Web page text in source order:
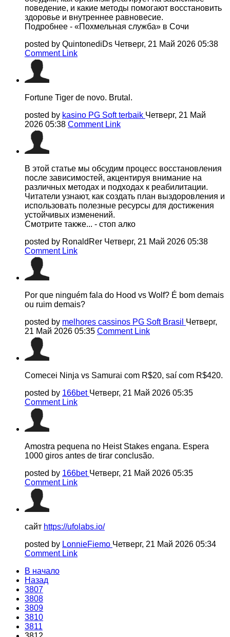
поведение, и какие методы помогают восстановить
здоровье и внутреннее равновесие.
Подробнее - «Похмельная служба» в Сочи
posted by QuintonediDs Четверг, 21 Май 2026 05:38
Comment Link
Fortune Tiger de novo. Brutal.
posted by kasino PG Soft terbaik Четверг, 21 Май
2026 05:38 Comment Link
В этой статье мы обсудим процесс восстановления
после зависимостей, акцентируя внимание на
различных методах и подходах к реабилитации.
Читатели узнают, как создать план выздоровления и
использовать полезные ресурсы для достижения
устойчивых изменений.
Смотрите также... - стоп алко
posted by RonaldRer Четверг, 21 Май 2026 05:38
Comment Link
Por que ninguém fala do Hood vs Wolf? É bom demais
ou ruim demais?
posted by melhores cassinos PG Soft Brasil Четверг,
21 Май 2026 05:35 Comment Link
Comecei Ninja vs Samurai com R$20, saí com R$420.
posted by 166bet Четверг, 21 Май 2026 05:35
Comment Link
Amostra pequena no Heist Stakes engana. Espera
1000 giros antes de tirar conclusão.
posted by 166bet Четверг, 21 Май 2026 05:35
Comment Link
сайт https://ufolabs.io/
posted by LonnieFiemo Четверг, 21 Май 2026 05:34
Comment Link
В начало
Назад
3807
3808
3809
3810
3811